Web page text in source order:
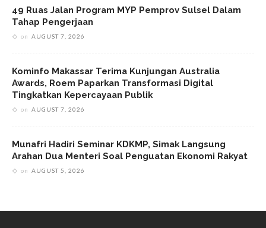
49 Ruas Jalan Program MYP Pemprov Sulsel Dalam
Tahap Pengerjaan
on AUGUST 7, 2026
Kominfo Makassar Terima Kunjungan Australia
Awards, Roem Paparkan Transformasi Digital
Tingkatkan Kepercayaan Publik
on AUGUST 7, 2026
Munafri Hadiri Seminar KDKMP, Simak Langsung
Arahan Dua Menteri Soal Penguatan Ekonomi Rakyat
on AUGUST 5, 2026